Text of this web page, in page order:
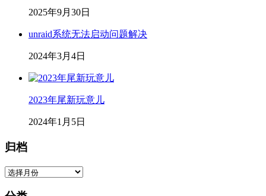
2025年9月30日
unraid系统无法启动问题解决
2024年3月4日
2023年尾新玩意儿
2024年1月5日
归档
归